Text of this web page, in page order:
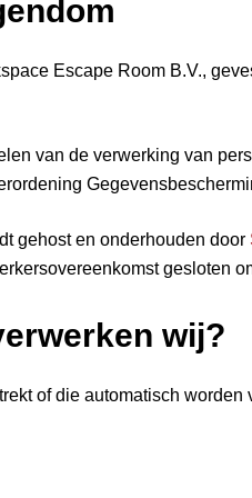
Escape Room B.V.,
van de verwerking van
gehost en onderhouden door
gesloten
wij?
of die automatisch